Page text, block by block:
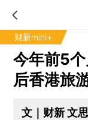
财新mini+
今年前5
后香港旅
文｜财新 文